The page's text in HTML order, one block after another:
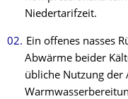
Niedertarifzeit.
Ein offenes nasses
Abwärme beider
übliche Nutzung der